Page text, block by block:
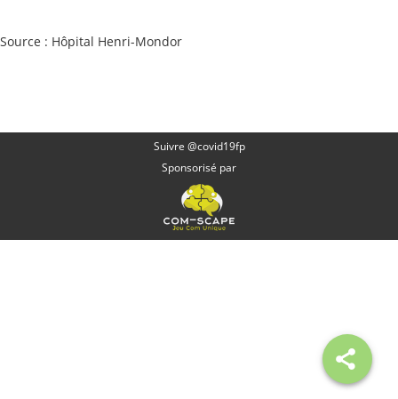
Source : Hôpital Henri-Mondor
Suivre @covid19fp
Sponsorisé par